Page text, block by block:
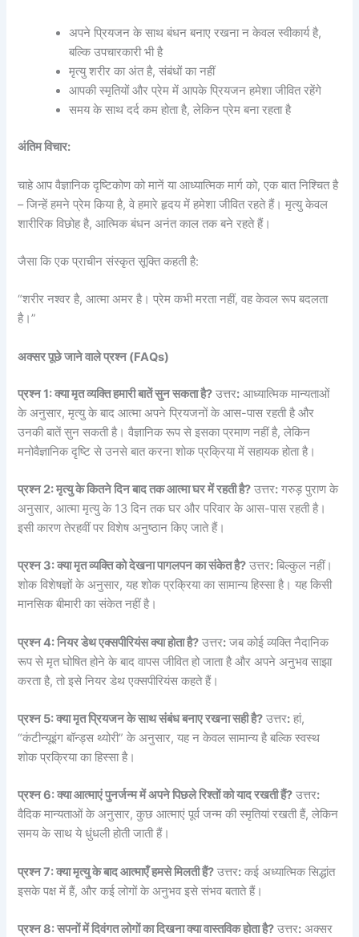
अपने प्रियजन के साथ बंधन बनाए रखना न केवल स्वीकार्य है,
बल्कि उपचारकारी भी है
मृत्यु शरीर का अंत है, संबंधों का नहीं
आपकी स्मृतियों और प्रेम में आपके प्रियजन हमेशा जीवित रहेंगे
समय के साथ दर्द कम होता है, लेकिन प्रेम बना रहता है
अंतिम विचार:
चाहे आप वैज्ञानिक दृष्टिकोण को मानें या आध्यात्मिक मार्ग को, एक बात निश्चित है
– जिन्हें हमने प्रेम किया है, वे हमारे हृदय में हमेशा जीवित रहते हैं। मृत्यु केवल
शारीरिक विछोह है, आत्मिक बंधन अनंत काल तक बने रहते हैं।
जैसा कि एक प्राचीन संस्कृत सूक्ति कहती है:
“शरीर नश्वर है, आत्मा अमर है। प्रेम कभी मरता नहीं, वह केवल रूप बदलता
है।”
अक्सर पूछे जाने वाले प्रश्न (FAQs)
प्रश्न 1: क्या मृत व्यक्ति हमारी बातें सुन सकता है? उत्तर: आध्यात्मिक मान्यताओं
के अनुसार, मृत्यु के बाद आत्मा अपने प्रियजनों के आस-पास रहती है और
उनकी बातें सुन सकती है। वैज्ञानिक रूप से इसका प्रमाण नहीं है, लेकिन
मनोवैज्ञानिक दृष्टि से उनसे बात करना शोक प्रक्रिया में सहायक होता है।
प्रश्न 2: मृत्यु के कितने दिन बाद तक आत्मा घर में रहती है? उत्तर: गरुड़ पुराण के
अनुसार, आत्मा मृत्यु के 13 दिन तक घर और परिवार के आस-पास रहती है।
इसी कारण तेरहवीं पर विशेष अनुष्ठान किए जाते हैं।
प्रश्न 3: क्या मृत व्यक्ति को देखना पागलपन का संकेत है? उत्तर: बिल्कुल नहीं।
शोक विशेषज्ञों के अनुसार, यह शोक प्रक्रिया का सामान्य हिस्सा है। यह किसी
मानसिक बीमारी का संकेत नहीं है।
प्रश्न 4: नियर डेथ एक्सपीरियंस क्या होता है? उत्तर: जब कोई व्यक्ति नैदानिक
रूप से मृत घोषित होने के बाद वापस जीवित हो जाता है और अपने अनुभव साझा
करता है, तो इसे नियर डेथ एक्सपीरियंस कहते हैं।
प्रश्न 5: क्या मृत प्रियजन के साथ संबंध बनाए रखना सही है? उत्तर: हां,
“कंटीन्यूइंग बॉन्ड्स थ्योरी” के अनुसार, यह न केवल सामान्य है बल्कि स्वस्थ
शोक प्रक्रिया का हिस्सा है।
प्रश्न 6: क्या आत्माएं पुनर्जन्म में अपने पिछले रिश्तों को याद रखती हैं? उत्तर:
वैदिक मान्यताओं के अनुसार, कुछ आत्माएं पूर्व जन्म की स्मृतियां रखती हैं, लेकिन
समय के साथ ये धुंधली होती जाती हैं।
प्रश्न 7: क्या मृत्यु के बाद आत्माएँ हमसे मिलती हैं? उत्तर: कई अध्यात्मिक सिद्धांत
इसके पक्ष में हैं, और कई लोगों के अनुभव इसे संभव बताते हैं।
प्रश्न 8: सपनों में दिवंगत लोगों का दिखना क्या वास्तविक होता है? उत्तर: अक्सर